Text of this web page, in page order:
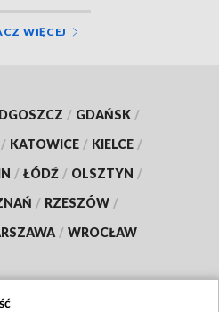
WIĘCEJ
/ GDAŃSK /
/ KATOWICE / KIELCE /
/ ŁÓDŹ / OLSZTYN /
/ RZESZÓW /
/ WROCŁAW